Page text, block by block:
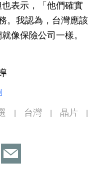
表示，「他們確實
。我認為，台灣應該
像保險公司一樣。
台灣 晶片